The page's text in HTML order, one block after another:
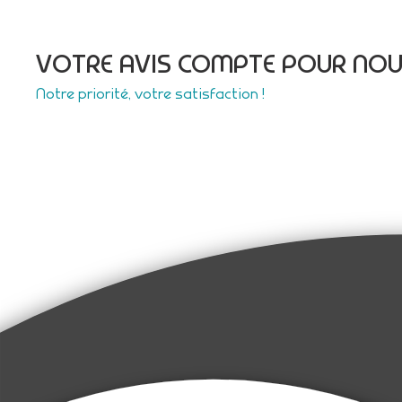
VOTRE AVIS COMPTE POUR
Notre priorité, votre satisfaction !